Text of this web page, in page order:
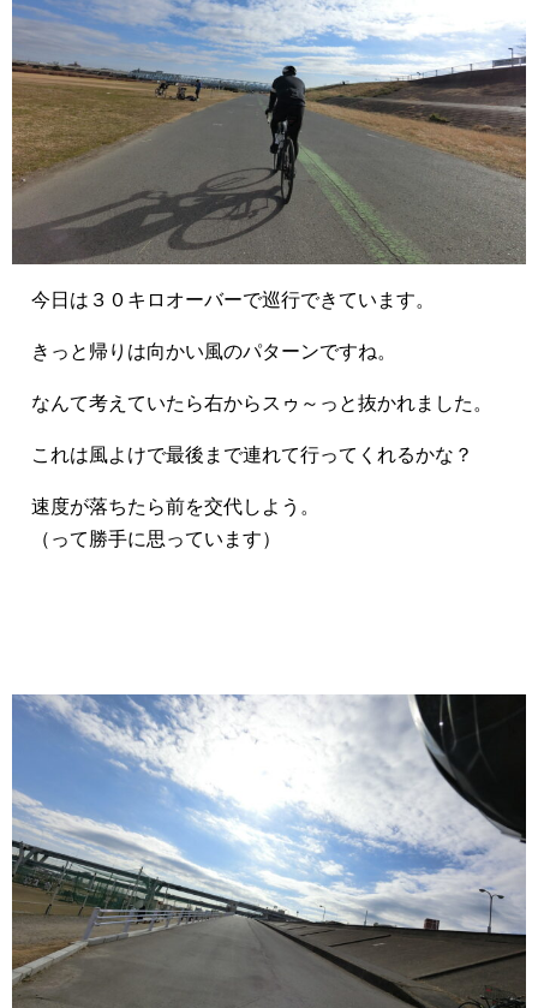
今日は３０キロオーバーで巡行できています。
きっと帰りは向かい風のパターンですね。
なんて考えていたら右からスゥ～っと抜かれました。
これは風よけで最後まで連れて行ってくれるかな？
速度が落ちたら前を交代しよう。
（って勝手に思っています）